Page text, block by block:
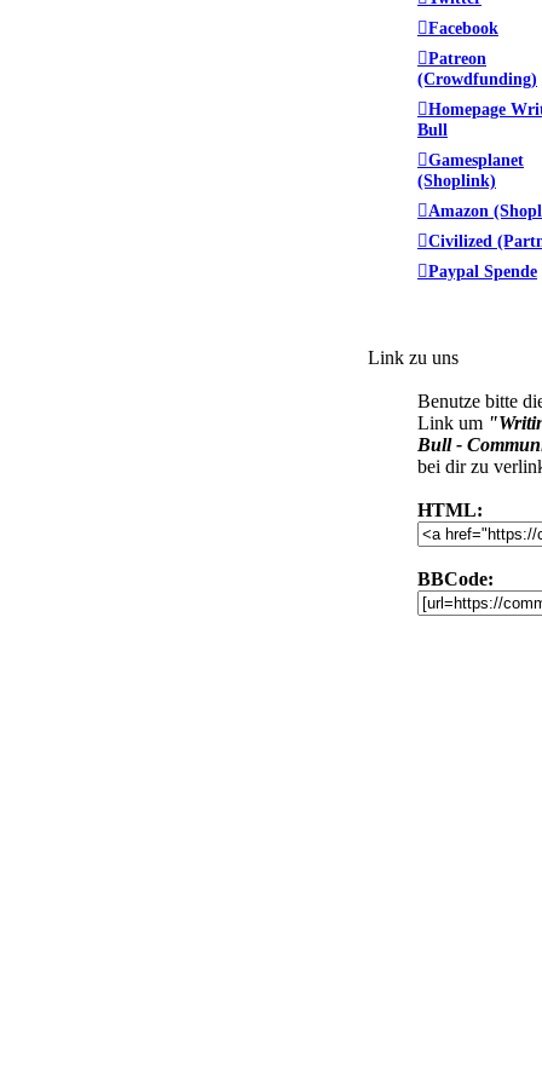
Facebook
Patreon
(Crowdfunding)
Homepage
Bull
Gamesplanet
(Shoplink)
Amazon
Civilized
Paypal Spende
Link zu uns
Benutze bitte
Link um
Bull -
bei dir zu
HTML:
BBCode: